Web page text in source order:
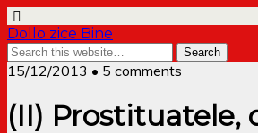
Dollo zice Bine
15/12/2013 • 5 comments
(II) Prostituatele,